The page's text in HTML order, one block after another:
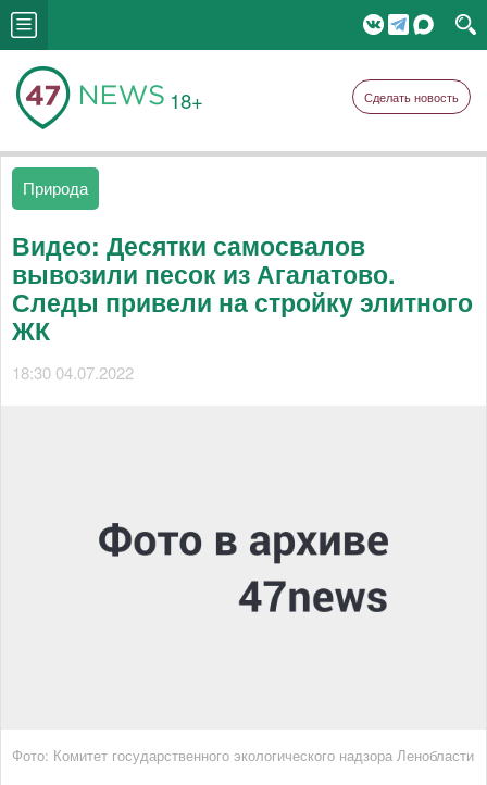
18+ Сделать новость
Природа
Видео: Десятки самосвалов
вывозили песок из Агалатово.
Следы привели на стройку элитного
ЖК
18:30 04.07.2022
Фото: Комитет государственного экологического надзора Ленобласти